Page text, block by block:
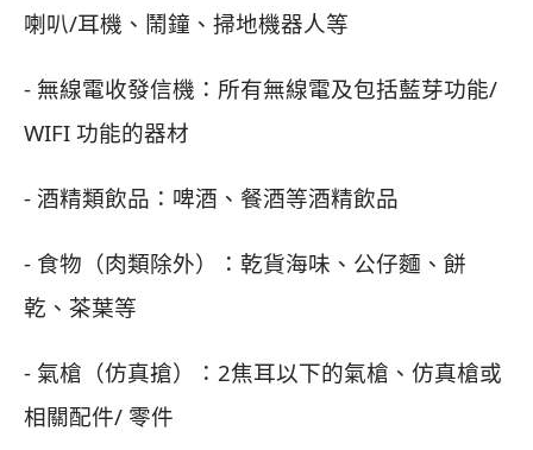
喇叭/耳機、鬧鐘、掃地機器人等
- 無線電收發信機：所有無線電及包括藍芽功能/
WIFI 功能的器材
- 酒精類飲品：啤酒、餐酒等酒精飲品
- 食物（肉類除外）：乾貨海味、公仔麵、餅
乾、茶葉等
- 氣槍（仿真搶）：2焦耳以下的氣槍、仿真槍或
相關配件/ 零件